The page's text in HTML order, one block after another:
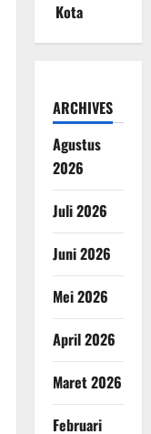
Kota
ARCHIVES
Agustus
2026
Juli 2026
Juni 2026
Mei 2026
April 2026
Maret 2026
Februari